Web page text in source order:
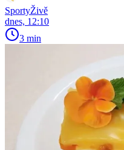
SportyŽivě
dnes, 12:10
3 min